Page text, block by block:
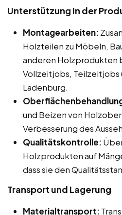
Unterstützung in der
Montagearbeiten:
Holzteilen zu Möbeln,
anderen Holzprodukten
Vollzeitjobs, Teilzeitjobs
Ladenburg.
und Beizen von
Verbesserung des
Qualitätskontrolle:
Holzprodukten auf
dass sie den
Transport und Lagerung
Materialtransport: